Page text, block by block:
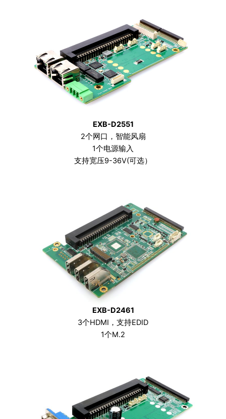
EXB-D2551
2个网口，智能风扇
1个电源输入
支持宽压9-36V(可选）
EXB-D2461
3个HDMI，支持EDID
1个M.2